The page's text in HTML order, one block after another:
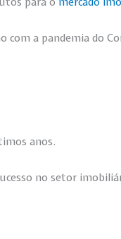
a pandemia do
anos.
no setor